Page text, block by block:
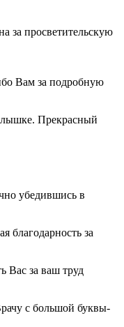
за просветительскую
Вам за подробную
Прекрасный
убедившись в
благодарность за
Вас за ваш труд
с большой буквы-